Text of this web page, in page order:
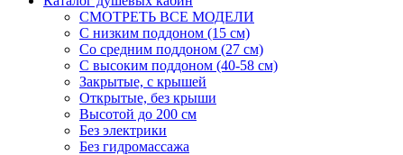
СМОТРЕТЬ ВСЕ МОДЕЛИ
С низким поддоном (15 см)
Со средним поддоном (27 см)
С высоким поддоном (40-58 см)
Закрытые, с крышей
Открытые, без крыши
Высотой до 200 см
Без электрики
Без гидромассажа